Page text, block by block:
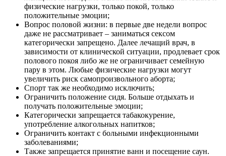
физические нагрузки, только покой, только
положительные эмоции;
Вопрос половой жизни: в первые две недели вопрос
даже не рассматривает – заниматься сексом
категорически запрещено. Далее лечащий врач, в
зависимости от клинической ситуации, продлевает срок
полового покоя либо же не ограничивает семейную
пару в этом. Любые физические нагрузки могут
увеличить риск самопроизвольного аборта;
Спорт так же необходимо исключить;
Ограничить положение сидя. Больше отдыхать и
получать положительные эмоции;
Категорически запрещается табакокурение,
употребление алкогольных напитков;
Ограничить контакт с больными инфекционными
заболеваниями;
Также запрещается принятие ванн и посещение саун.